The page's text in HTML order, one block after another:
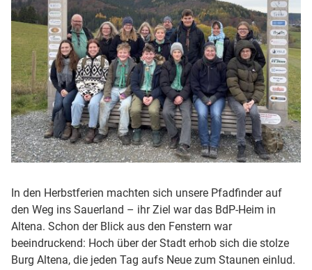
In den Herbstferien machten sich unsere Pfadfinder auf
den Weg ins Sauerland – ihr Ziel war das BdP-Heim in
Altena. Schon der Blick aus den Fenstern war
beeindruckend: Hoch über der Stadt erhob sich die stolze
Burg Altena, die jeden Tag aufs Neue zum Staunen einlud.